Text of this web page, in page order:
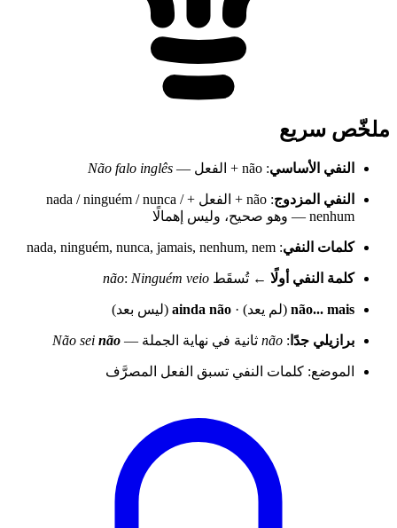
ملخّص سريع
النفي الأساسي: não + الفعل — Não falo inglês
النفي المزدوج
: não + الفعل + nada / ninguém / nunca /
nenhum — وهو صحيح، وليس إهمالًا
كلمات النفي: nada, ninguém, nunca, jamais, nenhum, nem
كلمة النفي أولًا ← تُسقَط não: Ninguém veio
não... mais (لم يعد) · ainda não (ليس بعد)
برازيلي جدًا :
não ثانية في نهاية الجملة — Não sei não
الموضع: كلمات النفي تسبق الفعل المصرَّف